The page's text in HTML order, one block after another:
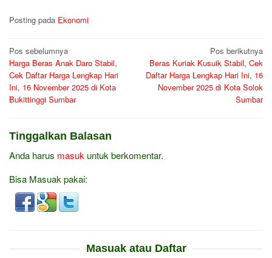
Posting pada Ekonomi
Navigasi
pos
Pos sebelumnya
Harga Beras Anak Daro Stabil,
Cek Daftar Harga Lengkap Hari
Ini, 16 November 2025 di Kota
Bukittinggi Sumbar
Pos berikutnya
Beras Kuriak Kusuik Stabil, Cek
Daftar Harga Lengkap Hari Ini, 16
November 2025 di Kota Solok
Sumbar
Tinggalkan Balasan
Anda harus masuk untuk berkomentar.
Bisa Masuak pakai:
Masuak atau Daftar